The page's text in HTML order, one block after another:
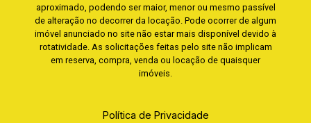
aproximado, podendo ser maior, menor ou mesmo passível
de alteração no decorrer da locação. Pode ocorrer de algum
imóvel anunciado no site não estar mais disponível devido à
rotatividade. As solicitações feitas pelo site não implicam
em reserva, compra, venda ou locação de quaisquer
imóveis.
Política de Privacidade